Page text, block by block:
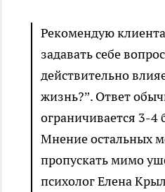
Рекомендую
задавать себе
действительно
жизнь?”. Ответ
ограничивается 3-
Мнение остальных
пропускать мимо
психолог Елена